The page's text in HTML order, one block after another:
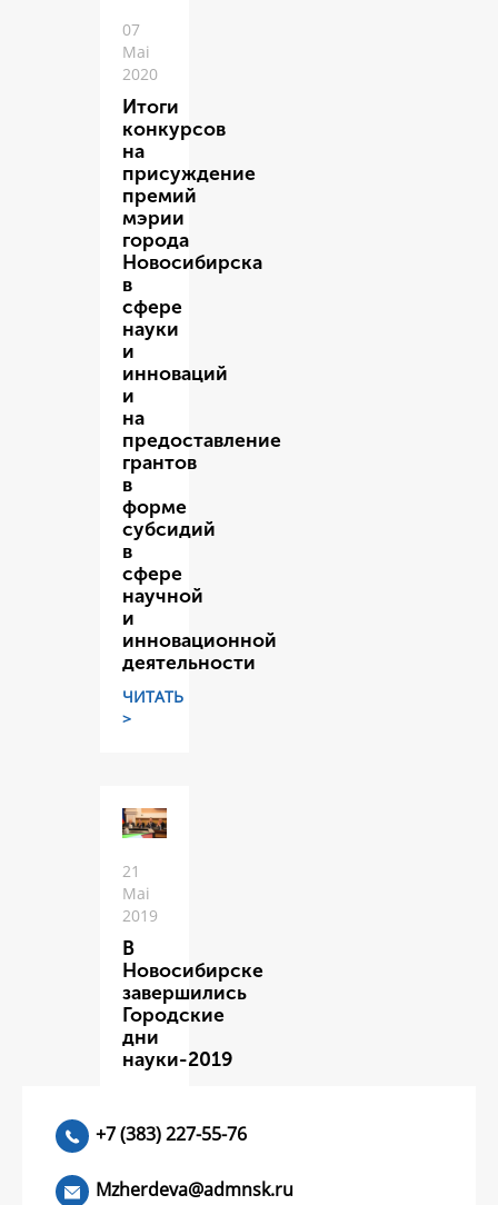
07
Mai
2020
Итоги
конкурсов
на
присуждение
премий
мэрии
города
Новосибирска
в
сфере
науки
и
инноваций
и
на
предоставление
грантов
в
форме
субсидий
в
сфере
научной
и
инновационной
деятельности
ЧИТАТЬ
>
21
Mai
2019
В
Новосибирске
завершились
Городские
дни
науки-2019
+7 (383) 227-55-76
Mzherdeva@admnsk.ru